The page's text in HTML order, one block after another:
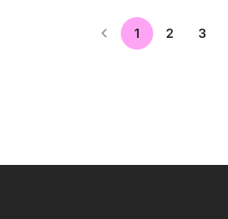
1 2 3